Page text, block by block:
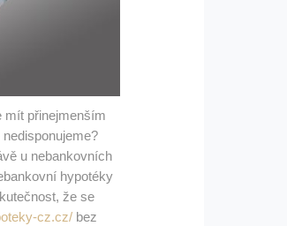
mít přinejmenším
u nebankovních
hypotéky
že se
cz.cz/ bez